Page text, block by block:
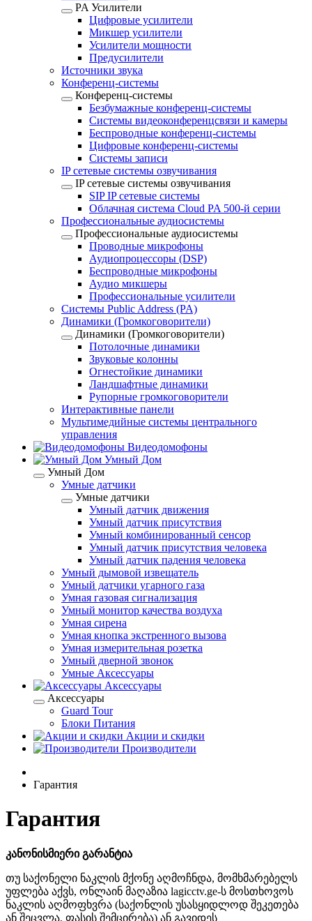
PA Усилители
Цифровые усилители
Микшер усилители
Усилители мощности
Предусилители
Источники звука
Конференц-системы
Конференц-системы
Безбумажные конференц-системы
Системы видеоконференцсвязи и камеры
Беспроводные конференц-системы
Цифровые конференц-системы
Системы записи
IP сетевые системы озвучивания
IP сетевые системы озвучивания
SIP IP сетевые системы
Облачная система Cloud PA 500-й серии
Профессиональные аудиосистемы
Профессиональные аудиосистемы
Проводные микрофоны
Аудиопроцессоры (DSP)
Беспроводные микрофоны
Аудио микшеры
Профессиональные усилители
Системы Public Address (PA)
Динамики (Громкоговорители)
Динамики (Громкоговорители)
Потолочные динамики
Звуковые колонны
Огнестойкие динамики
Ландшафтные динамики
Рупорные громкоговорители
Интерактивные панели
Мультимедийные системы центрального
управления
Видеодомофоны
Умный Дом
Умный Дом
Умные датчики
Умные датчики
Умный датчик движения
Умный датчик присутствия
Умный комбинированный сенсор
Умный датчик присутствия человека
Умный датчик падения человека
Умный дымовой извещатель
Умный датчики угарного газа
Умная газовая сигнализация
Умный монитор качества воздуха
Умная сирена
Умная кнопка экстренного вызова
Умная измерительная розетка
Умный дверной звонок
Умные Аксессуары
Аксессуары
Аксессуары
Guard Tour
Блоки Питания
Акции и скидки
Производители
Гарантия
Гарантия
კანონისმიერი გარანტია
თუ საქონელი ნაკლის მქონე აღმოჩნდა, მომხმარებელს
უფლება აქვს, ონლაინ მაღაზია lagicctv.ge-ს მოსთხოვოს
ნაკლის აღმოფხვრა (საქონლის უსასყიდლოდ შეკეთება
ან შეცვლა, ფასის შემცირება) ან გავიდეს